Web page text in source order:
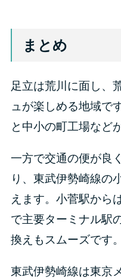
まとめ
足立は荒川に面し、
ュが楽しめる地域で
と中小の町工場など
一方で交通の便が良
り、東武伊勢崎線の
えます。小菅駅から
で主要ターミナル駅
換えもスムーズです。
東武伊勢崎線は東京